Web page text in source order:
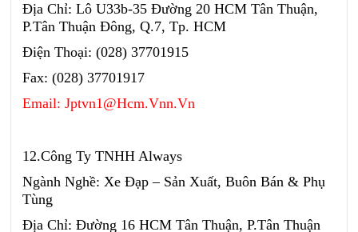
Địa Chỉ: Lô U33b-35 Đường 20 HCM Tân Thuận,
P.Tân Thuận Đông, Q.7, Tp. HCM
Điện Thoại: (028) 37701915
Fax: (028) 37701917
Email: Jptvn1@Hcm.Vnn.Vn
12.Công Ty TNHH Always
Ngành Nghề: Xe Đạp – Sản Xuất, Buôn Bán & Phụ
Tùng
Địa Chỉ: Đường 16 HCM Tân Thuận, P.Tân Thuận